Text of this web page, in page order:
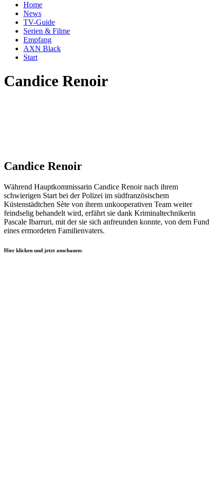
Home
News
TV-Guide
Serien & Filme
Empfang
AXN Black
Start
Candice Renoir
Candice Renoir
Während Hauptkommissarin Candice Renoir nach ihrem
schwierigen Start bei der Polizei im südfranzösischem
Küstenstädtchen Sète von ihrem unkooperativen Team weiter
feindselig behandelt wird, erfährt sie dank Kriminaltechnikerin
Pascale Ibarruri, mit der sie sich anfreunden konnte, von dem Fund
eines ermordeten Familienvaters.
Hier klicken und jetzt anschauen: